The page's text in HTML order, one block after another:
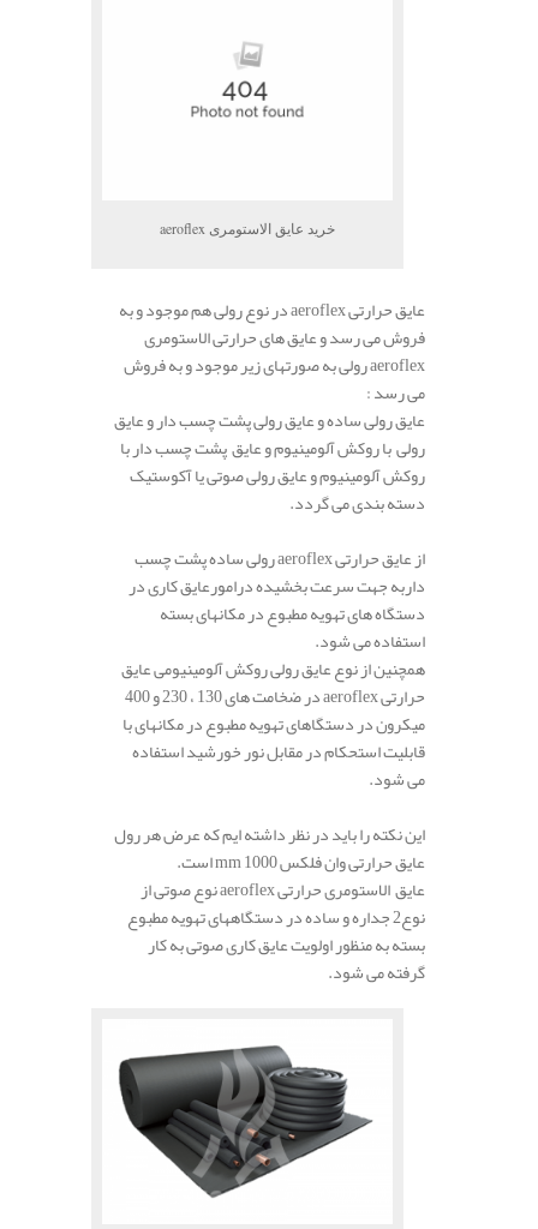
خرید عایق الاستومری aeroflex
عایق حرارتی aeroflex در نوع رولی هم موجود و به
فروش می رسد و عایق های حرارتی الاستومری
aeroflex رولی به صورتهای زیر موجود و به فروش
می رسد :
عایق رولی ساده و عایق رولی پشت چسب دار و عایق
رولی با روکش آلومینیوم و عایق پشت چسب دار با
روکش آلومینیوم و عایق رولی صوتی یا آکوستیک
دسته بندی می گردد.
از عایق حرارتی aeroflex رولی ساده پشت چسب
داربه جهت سرعت بخشیده درامورعایق کاری در
دستگاه ­های تهویه مطبوع در مکانهای بسته
استفاده می شود.
همچنین از نوع عایق رولی روکش آلومینیومی عایق
حرارتی aeroflex در ضخامت­ های 130 ، 230 و 400
میکرون در دستگاهای تهویه مطبوع در مکانهای با
قابلیت استحکام در مقابل نور خورشید استفاده
می شود.
این نکته را باید در نظر داشته ایم که عرض هر رول
عایق حرارتی وان فلکس 1000 mm است.
عایق الاستومری حرارتی aeroflex نوع صوتی از
نوع2 جداره و ساده در دستگاههای تهویه مطبوع
بسته به منظور اولویت عایق­ کاری صوتی به کار
گرفته می شود.